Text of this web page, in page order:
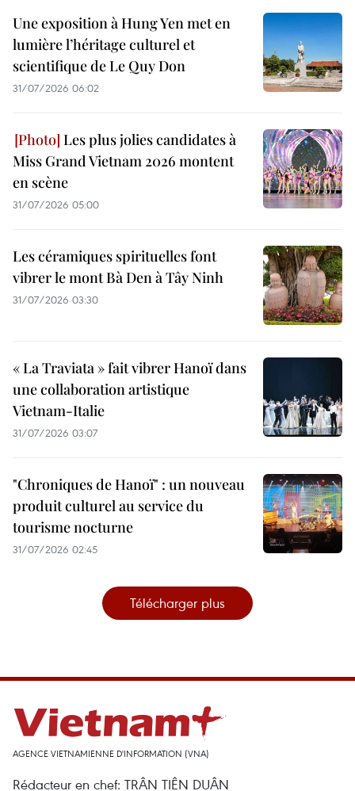
Une exposition à Hung Yen met en
lumière l’héritage culturel et
scientifique de Le Quy Don
31/07/2026 06:02
Les plus jolies candidates à
Miss Grand Vietnam 2026 montent
en scène
31/07/2026 05:00
Les céramiques spirituelles font
vibrer le mont Bà Den à Tây Ninh
31/07/2026 03:30
« La Traviata » fait vibrer Hanoï dans
une collaboration artistique
Vietnam-Italie
31/07/2026 03:07
"Chroniques de Hanoï" : un nouveau
produit culturel au service du
tourisme nocturne
31/07/2026 02:45
Télécharger plus
AGENCE VIETNAMIENNE D'INFORMATION (VNA)
Rédacteur en chef: TRÂN TIÊN DUÂN